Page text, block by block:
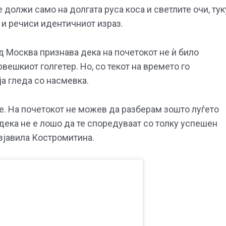
само на долгата руса коса и светлите очи,
речиси идентичниот израз.
признава дека на почетокот не ѝ било
голгетер. Но, со текот на времето го
гледа со насмевка.
На почетокот не можев да разберам зошто луѓето
не е лошо да те споредуваат со толку успешен
Костромитина.